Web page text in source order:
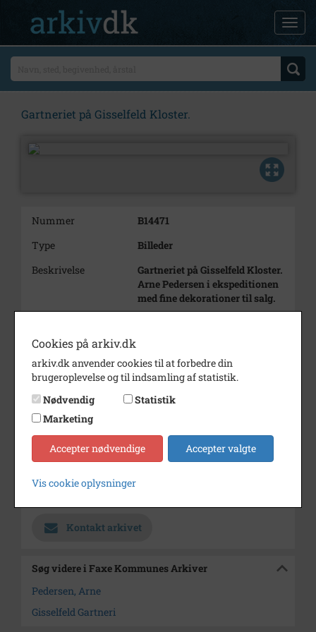
Gartneriet på Gisselfeld Kloster.
Nummer
B14471
Type
Billeder
Beskrivelse
Gartneriet på Gisselfeld Kloster.
Arne Pedersen i ekspeditionen
med fine dekorationer til salg.
Dateringsnote
Fotograf
Ukendt
Størrelse
16,5x23,6
Se på kort
Type
Sogn (1000-2050)
Kontakt arkivet
Søg videre i Faxe Kommunes Arkiver
Pedersen, Arne
Gisselfeld Gartneri
Cookies på arkiv.dk
arkiv.dk anvender cookies til at forbedre din
brugeroplevelse og til indsamling af statistik.
Nødvendig
Statistik
Marketing
Accepter nødvendige Accepter valgte
Vis cookie oplysninger